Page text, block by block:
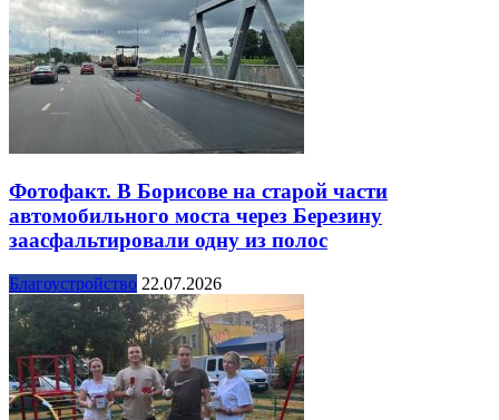
Фотофакт. В Борисове на старой части
автомобильного моста через Березину
заасфальтировали одну из полос
Благоустройство 22.07.2026